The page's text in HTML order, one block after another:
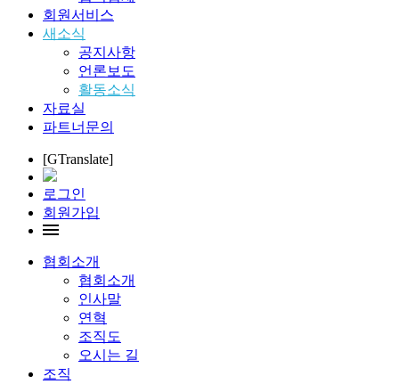
회원서비스
새소식
공지사항
언론보도
활동소식
자료실
파트너문의
[GTranslate]
로그인
회원가입
협회소개
협회소개
인사말
연혁
조직도
오시는 길
조직